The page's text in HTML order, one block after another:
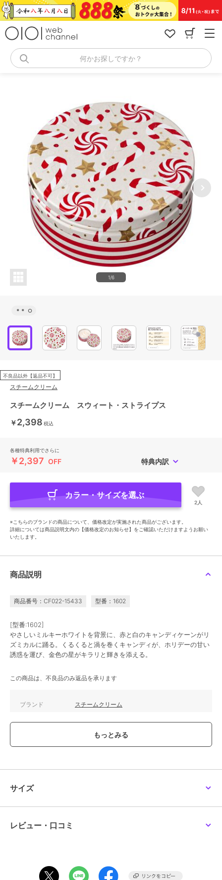
コ
ン
何かお探しですか？
1/6
＊＊ ○
不良品以外【返品不可】
スチームクリーム
スチームクリーム スウィート・ストライプス
￥2,398 税込
各種特典利用でさらに
￥2,397 OFF 特典内訳
カラー・サイズを選ぶ
2人
※こちらのブランドの商品について、価格改定が実施された商品がございます。
詳細については商品説明文内の【価格改定のお知らせ】をご確認いただけますようお願い
いたします。
商品説明
商品番号：CF022-15433 型番：1602
[型番:1602]
やさしいミルキーホワイトを背景に、赤と白のキャンディケーンがリ
ズミカルに踊る。くるくると渦を巻くキャンディが、ホリデーの甘い
誘惑を運び、金色の星がキラリと輝きを添える。
この商品は、不良品のみ返品を承ります
ブランド スチームクリーム
性別タイプ
レディース
ハンドケア・ネイルケア ／ハン
保湿
サイズ
レビュー・口コミ